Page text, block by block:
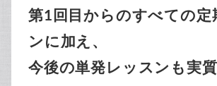
第1回目からのすべての定
ンに加え、
今後の単発レッスンも実